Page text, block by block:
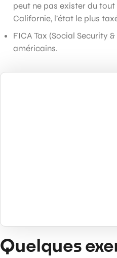
peut ne pas exister du
Californie, l’état le plus
FICA Tax (Social Security
américains.
Quelques